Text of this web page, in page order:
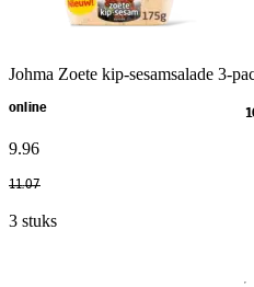
Johma Zoete kip-sesamsalade 3-
online
9.96
11.07
3 stuks